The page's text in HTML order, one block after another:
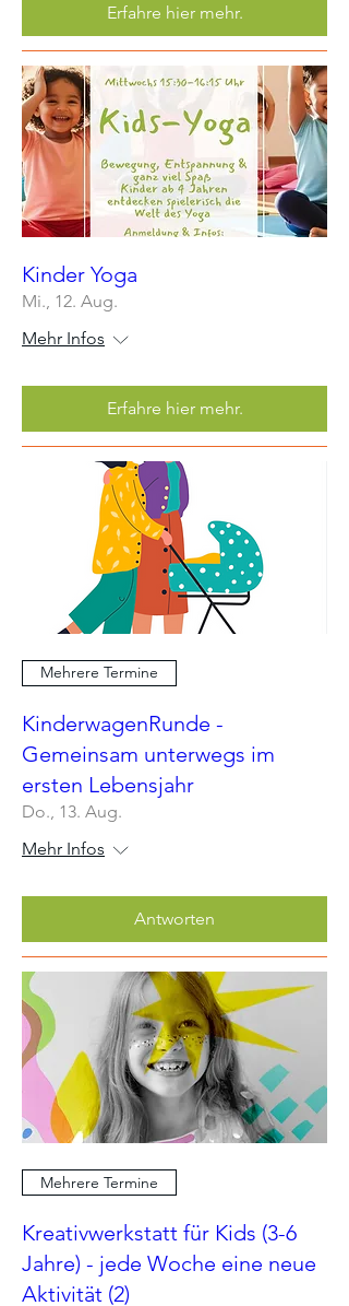
Erfahre hier mehr.
Kinder Yoga
Mi., 12. Aug.
Mehr Infos
Erfahre hier mehr.
Mehrere Termine
KinderwagenRunde -
Gemeinsam unterwegs im
ersten Lebensjahr
Do., 13. Aug.
Mehr Infos
Antworten
Mehrere Termine
Kreativwerkstatt für Kids (3-6
Jahre) - jede Woche eine neue
Aktivität (2)